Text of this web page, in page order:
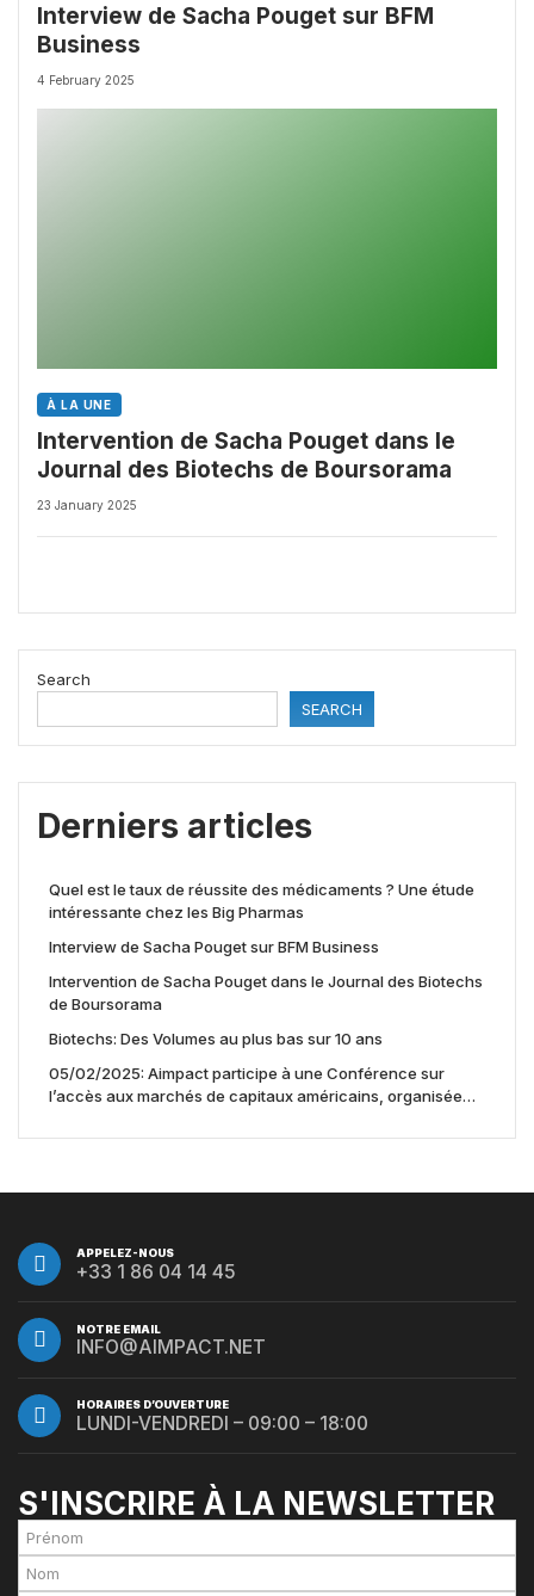
Interview de Sacha Pouget sur BFM
Business
4 February 2025
À LA UNE
Intervention de Sacha Pouget dans le
Journal des Biotechs de Boursorama
23 January 2025
Search
SEARCH
Derniers articles
Quel est le taux de réussite des médicaments ? Une étude
intéressante chez les Big Pharmas
Interview de Sacha Pouget sur BFM Business
Intervention de Sacha Pouget dans le Journal des Biotechs
de Boursorama
Biotechs: Des Volumes au plus bas sur 10 ans
05/02/2025: Aimpact participe à une Conférence sur
l’accès aux marchés de capitaux américains, organisée
APPELEZ-NOUS
+33 1 86 04 14 45
NOTRE EMAIL
INFO@AIMPACT.NET
HORAIRES D’OUVERTURE
LUNDI-VENDREDI – 09:00 – 18:00
S'INSCRIRE À LA NEWSLETTER